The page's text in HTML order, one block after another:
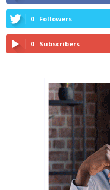
0 Followers
0 Subscribers